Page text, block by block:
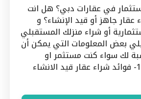
في عقارات دبي؟ هل انت
جاهز أو قيد الإنشاء؟ و
أو شراء منزلك المستقبلي
يلي بعض المعلومات التي يمكن أن
لك سواء كنت مستثمر او
مستخدم نهائي. 1- فوائد شراء عقار قيد الانشاء